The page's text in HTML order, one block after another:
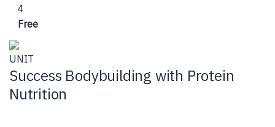
4
Free
UNIT
Success Bodybuilding with Protein
Nutrition